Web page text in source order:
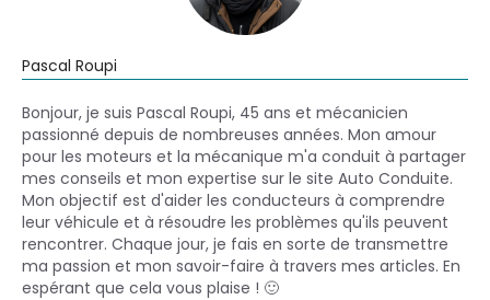
Pascal Roupi
Bonjour, je suis Pascal Roupi, 45 ans et mécanicien
passionné depuis de nombreuses années. Mon amour
pour les moteurs et la mécanique m'a conduit à partager
mes conseils et mon expertise sur le site Auto Conduite.
Mon objectif est d'aider les conducteurs à comprendre
leur véhicule et à résoudre les problèmes qu'ils peuvent
rencontrer. Chaque jour, je fais en sorte de transmettre
ma passion et mon savoir-faire à travers mes articles. En
espérant que cela vous plaise ! 🙂